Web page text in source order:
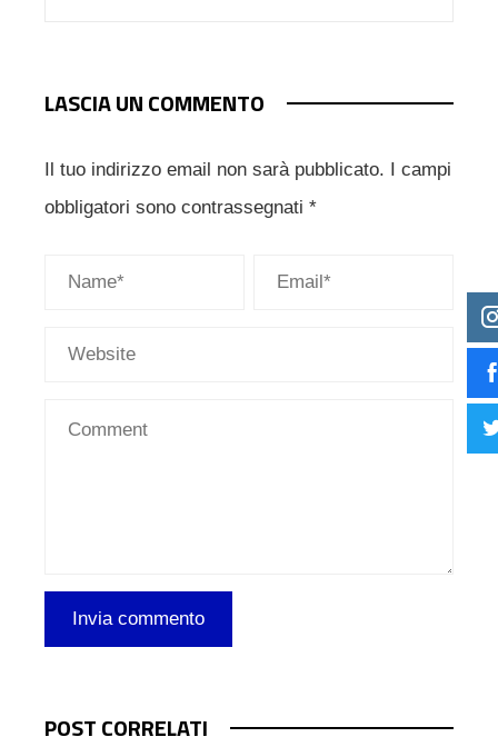
LASCIA UN COMMENTO
Il tuo indirizzo email non sarà pubblicato.
I campi
obbligatori sono contrassegnati *
POST CORRELATI